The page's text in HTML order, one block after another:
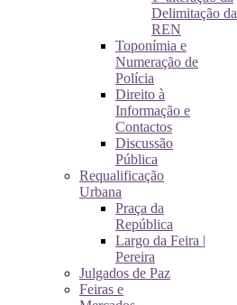
Delimitação da
REN
Toponímia e
Numeração de
Polícia
Direito à
Informação e
Contactos
Discussão
Pública
Requalificação
Urbana
Praça da
República
Largo da Feira |
Pereira
Julgados de Paz
Feiras e